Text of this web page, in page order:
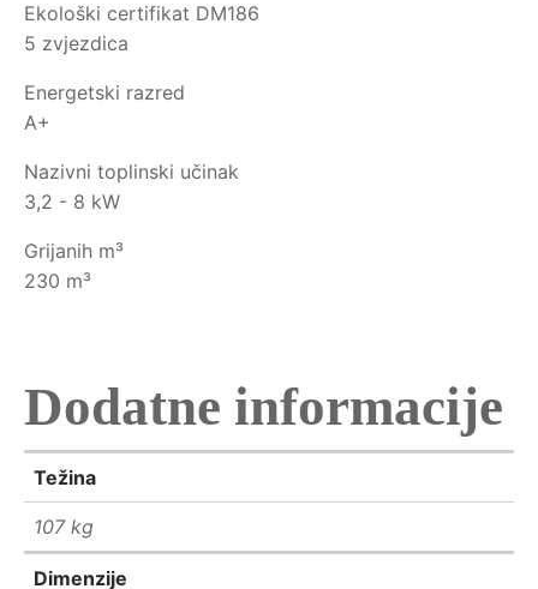
Ekološki certifikat DM186
5 zvjezdica
Energetski razred
A+
Nazivni toplinski učinak
3,2 - 8 kW
Grijanih m³
230 m³
Dodatne informacije
Težina
107 kg
Dimenzije